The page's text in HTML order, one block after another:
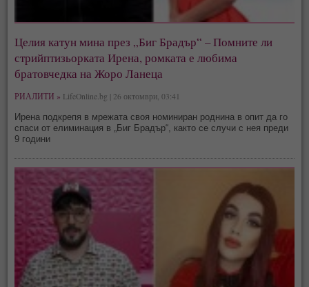
Целия катун мина през „Биг Брадър“ – Помните ли
стрийптизьорката Ирена, ромката е любима
братовчедка на Жоро Ланеца
РИАЛИТИ » LifeOnline.bg | 26 октомври, 03:41
Ирена подкрепя в мрежата своя номиниран роднина в опит да го
спаси от елиминация в „Биг Брадър“, както се случи с нея преди
9 години